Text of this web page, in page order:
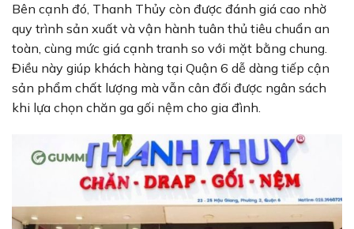
Bên cạnh đó, Thanh Thủy còn được đánh giá cao nhờ
quy trình sản xuất và vận hành tuân thủ tiêu chuẩn an
toàn, cùng mức giá cạnh tranh so với mặt bằng chung.
Điều này giúp khách hàng tại Quận 6 dễ dàng tiếp cận
sản phẩm chất lượng mà vẫn cân đối được ngân sách
khi lựa chọn chăn ga gối nệm cho gia đình.